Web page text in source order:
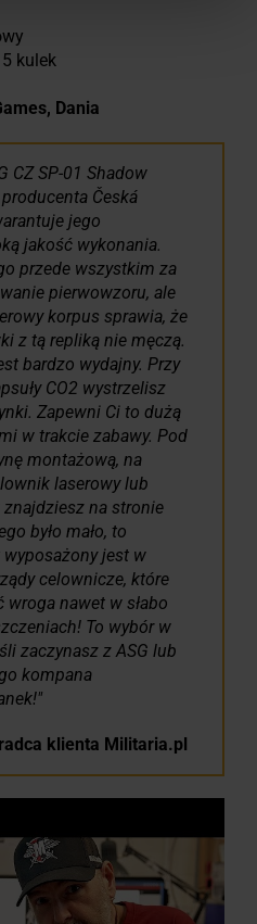
kulek
Dania
CZ SP-01 Shadow
Česká
jego
jakość wykonania.
przede wszystkim za
pierwowzoru, ale
korpus sprawia, że
z tą repliką nie męczą.
bardzo wydajny. Przy
CO2 wystrzelisz
Zapewni Ci to dużą
w trakcie zabawy. Pod
montażową, na
laserowy lub
na stronie
było mało, to
jest w
celownicze, które
nawet w słabo
To wybór w
zaczynasz z ASG lub
kompana
klienta Militaria.pl